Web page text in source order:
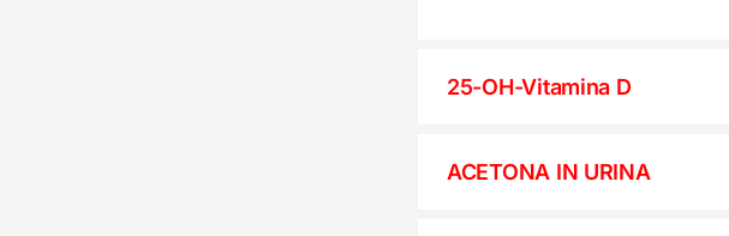
25-OH-Vitamina D
ACETONA IN URINA